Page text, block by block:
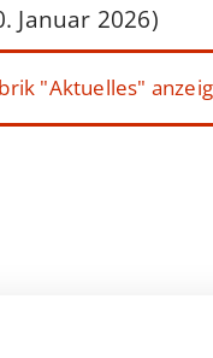
Januar 2026)
"Aktuelles"